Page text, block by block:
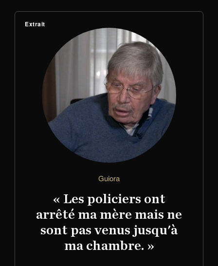
Extrait
Guiora
« Les policiers ont
arrêté ma mère mais ne
sont pas venus jusqu'à
ma chambre. »